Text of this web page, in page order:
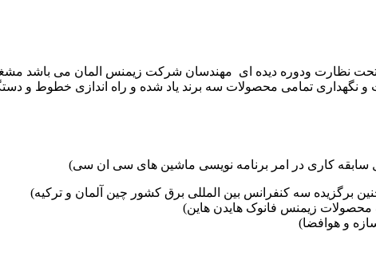
تکنوست با مدیریت مهندس علی فرخانی که از سال ۱۳۶۵ تحت نظارت ودوره دیده ای مهندسان
نگهداری تمامی محصولات سه برند یاد شده و راه اندازی خطوط و
برگزیده سه کنفرانس بین المللی برق کشور چین آلمان و ترکیه)
زیمنس فانوک هایدن هاین)
و هوافضا)